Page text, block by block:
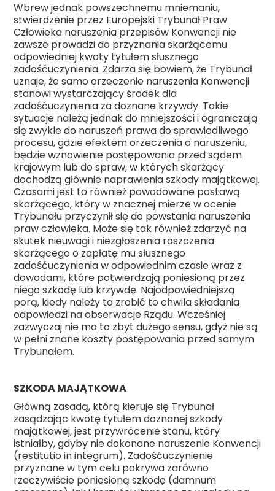
Wbrew jednak powszechnemu mniemaniu,
stwierdzenie przez Europejski Trybunał Praw
Człowieka naruszenia przepisów Konwencji nie
zawsze prowadzi do przyznania skarżącemu
odpowiedniej kwoty tytułem słusznego
zadośćuczynienia. Zdarza się bowiem, że Trybunał
uznaje, że samo orzeczenie naruszenia Konwencji
stanowi wystarczający środek dla
zadośćuczynienia za doznane krzywdy. Takie
sytuacje należą jednak do mniejszości i ograniczają
się zwykle do naruszeń prawa do sprawiedliwego
procesu, gdzie efektem orzeczenia o naruszeniu,
będzie wznowienie postępowania przed sądem
krajowym lub do spraw, w których skarżący
dochodzą głównie naprawienia szkody majątkowej.
Czasami jest to również powodowane postawą
skarżącego, który w znacznej mierze w ocenie
Trybunału przyczynił się do powstania naruszenia
praw człowieka. Może się tak również zdarzyć na
skutek nieuwagi i niezgłoszenia roszczenia
skarżącego o zapłatę mu słusznego
zadośćuczynienia w odpowiednim czasie wraz z
dowodami, które potwierdzają poniesioną przez
niego szkodę lub krzywdę. Najodpowiedniejszą
porą, kiedy należy to zrobić to chwila składania
odpowiedzi na obserwacje Rządu. Wcześniej
zazwyczaj nie ma to zbyt dużego sensu, gdyż nie są
w pełni znane koszty postępowania przed samym
Trybunałem.
SZKODA MAJĄTKOWA
Główną zasadą, którą kieruje się Trybunał
zasądzając kwotę tytułem doznanej szkody
majątkowej, jest przywrócenie stanu, który
istniałby, gdyby nie dokonane naruszenie Konwencji
(restitutio in integrum). Zadośćuczynienie
przyznane w tym celu pokrywa zarówno
rzeczywiście poniesioną szkodę (damnum